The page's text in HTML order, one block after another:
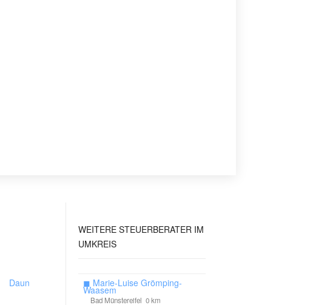
Daun
WEITERE STEUERBERATER IM
UMKREIS
◼ Marie-Luise Grömping-
Waasem
Bad Münstereifel 0 km